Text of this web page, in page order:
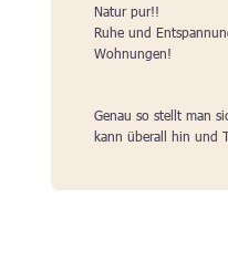
Natur pur!!
Ruhe und
Wohnungen!
Genau so stellt man
kann überall hin und